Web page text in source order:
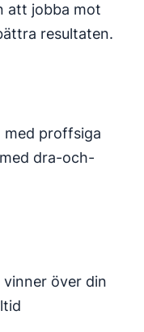
att jobba mot
resultaten.
med proffsiga
dra-och-
över din